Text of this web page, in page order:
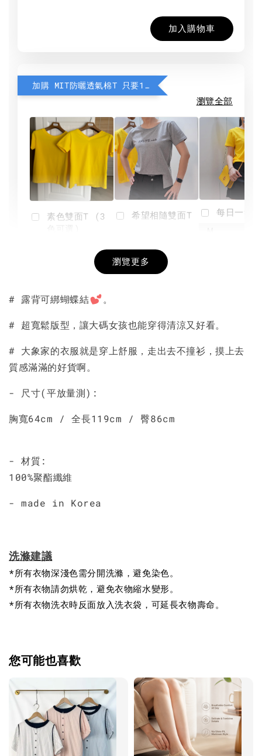
加入購物車
加購 MIT防曬透氣棉T 只要190元
瀏覽全部
素色雙面T (3
+
希望相隨雙面T
NT$ 190
-
每日一笑
瀏覽更多
# 露背可綁蝴蝶結 。
# 超寬鬆版型，讓大碼女孩也能穿得清涼又好看。
# 大象家的衣服就是穿上舒服，走出去不撞衫，摸上去
質感滿滿的好貨啊。
- 尺寸(平放量測):
胸寬64cm / 全長119cm / 臀86cm
- 材質:
100%聚酯纖維
- made in Korea
洗滌建議
*所有衣物深淺色需分開洗滌，避免染色。
*所有衣物請勿烘乾，避免衣物縮水變形。
*所有衣物洗衣時反面放入洗衣袋，可延長衣物壽命。
您可能也喜歡